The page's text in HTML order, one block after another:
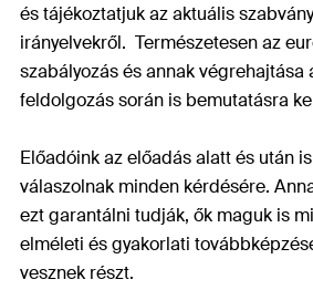
és tájékoztatjuk az aktuális
irányelvekről. Természetesen az
szabályozás és annak végrehajtása
feldolgozás során is bemutatásra
Előadóink az előadás alatt és után
válaszolnak minden kérdésére.
ezt garantálni tudják, ők maguk is
elméleti és gyakorlati
vesznek részt.